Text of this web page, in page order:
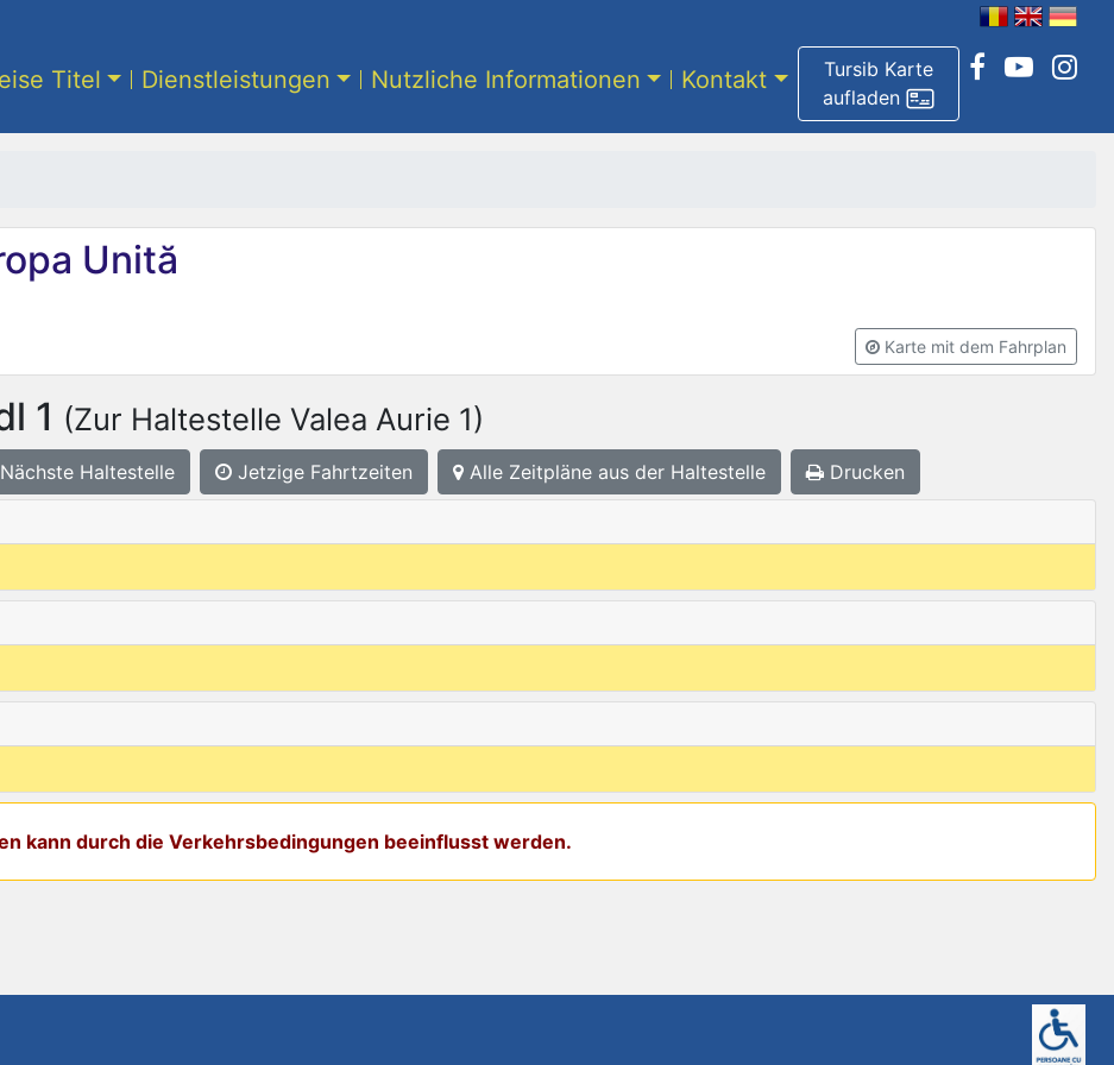
Tursib Karte
aufladen
Titel Dienstleistungen Nutzliche Informationen Kontakt
Unită
Karte mit dem Fahrplan
1 (Zur Haltestelle Valea Aurie 1)
Nächste Haltestelle Jetzige Fahrtzeiten Alle Zeitpläne aus der Haltestelle Drucken
kann durch die Verkehrsbedingungen beeinflusst werden.